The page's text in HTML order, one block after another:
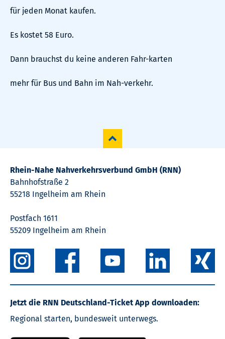
für jeden Monat kaufen.
Es kostet 58 Euro.
Dann brauchst du keine anderen Fahr-karten
mehr für Bus und Bahn im Nah-verkehr.
Rhein-Nahe Nahverkehrsverbund GmbH (RNN)
Bahnhofstraße 2
55218 Ingelheim am Rhein
Postfach 1611
55209 Ingelheim am Rhein
Jetzt die RNN Deutschland-Ticket App downloaden:
Regional starten, bundesweit unterwegs.